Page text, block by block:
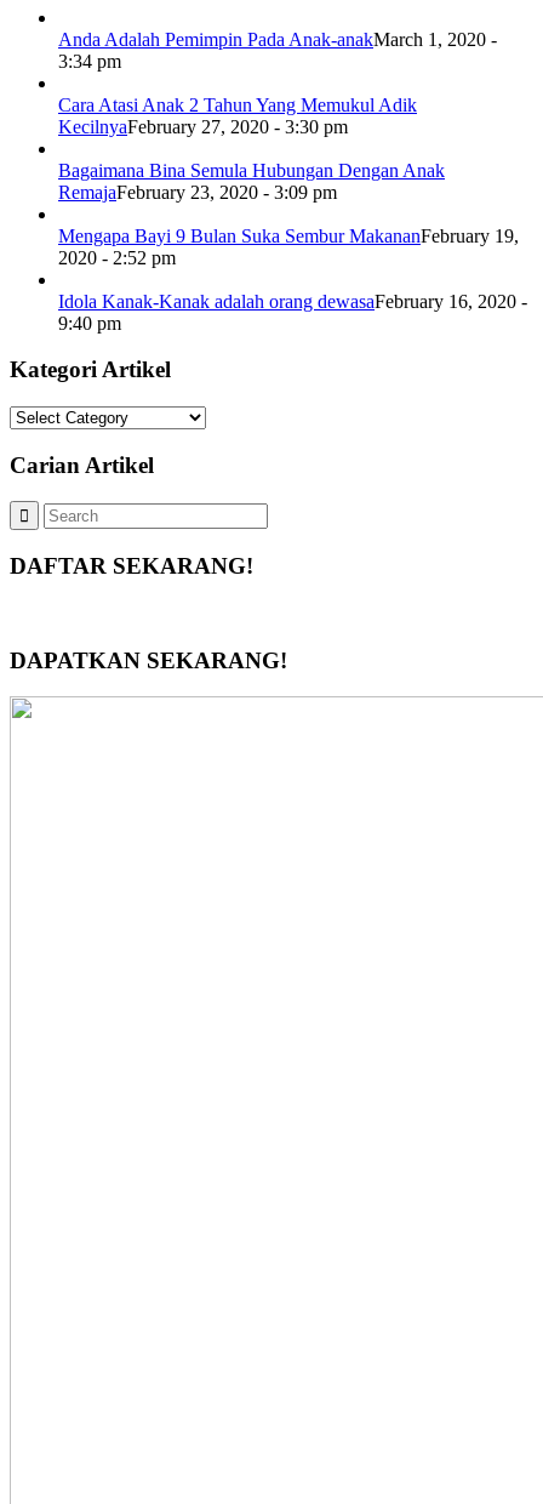
Anda Adalah Pemimpin Pada Anak-anakMarch 1, 2020 -
3:34 pm
Cara Atasi Anak 2 Tahun Yang Memukul Adik
KecilnyaFebruary 27, 2020 - 3:30 pm
Bagaimana Bina Semula Hubungan Dengan Anak
RemajaFebruary 23, 2020 - 3:09 pm
Mengapa Bayi 9 Bulan Suka Sembur MakananFebruary 19,
2020 - 2:52 pm
Idola Kanak-Kanak adalah orang dewasaFebruary 16, 2020 -
9:40 pm
Kategori Artikel
Kategori
Carian Artikel
DAFTAR SEKARANG!
DAPATKAN SEKARANG!